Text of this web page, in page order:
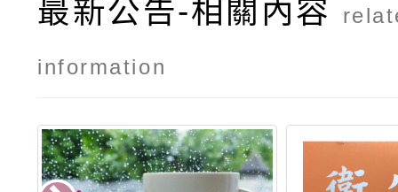
最新公告-相關內容
information